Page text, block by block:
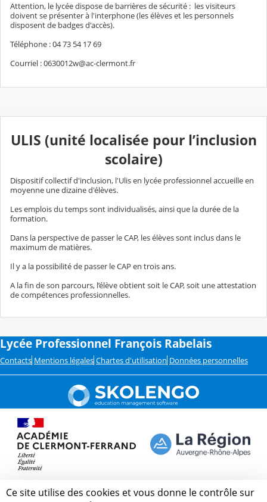
Attention, le lycée dispose de barrières de sécurité : les visiteurs
doivent se présenter à l'interphone (les élèves et les personnels
disposent de badges d'accès).
Téléphone : 04 73 54 17 69
Courriel : 0630012w@ac-clermont.fr
ULIS (unité localisée pour l’inclusion
scolaire)
Dispositif collectif d'inclusion, l'Ulis en lycée professionnel accueille en
moyenne une dizaine d'élèves.
Les emplois du temps sont individualisés, ainsi que la durée de la
formation.
Dans la perspective de passer le CAP, les élèves sont inclus dans le
maximum de matières.
Il y a la possibilité de passer le CAP en trois ans.​
A la fin de son parcours, l’élève obtient soit le CAP, soit une attestation
de compétences professionnelles.
Lycée Professionnel François Rabelais
Contacts Mentions légales Chartes d'utilisation Données personnelles
Ce site utilise des cookies et vous donne le contrôle sur